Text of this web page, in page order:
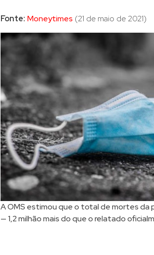
Fonte: Moneytimes (21 de maio de 2021)
A OMS estimou que o total de mortes da
— 1,2 milhão mais do que o relatado